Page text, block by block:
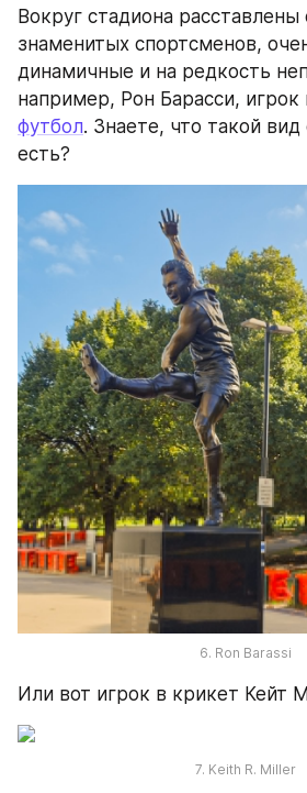
Вокруг стадиона расставлены
знаменитых спортсменов,
динамичные и на редкость
например, Рон Барасси, игрок
футбол. Знаете, что такой
есть?
6. Ron Barassi
Или вот игрок в крикет Кейт
7. Keith R. Miller